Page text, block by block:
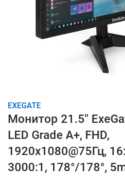
EXEGATE
Монитор 21.5"
LED Grade A+, FHD,
1920x1080@75Гц,
3000:1, 178°/178°,